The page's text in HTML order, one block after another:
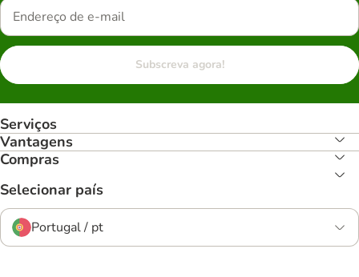
Subscreva agora!
Serviços
Vantagens
Compras
Selecionar país
Portugal / pt